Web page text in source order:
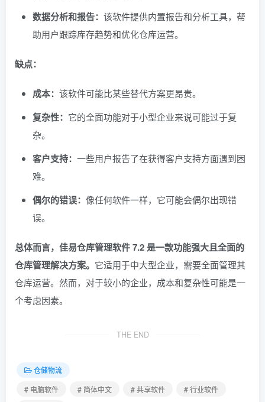
数据分析和报告： 该软件提供内置报告和分析工具，帮
助用户跟踪库存趋势和优化仓库运营。
缺点：
成本： 该软件可能比某些替代方案更昂贵。
复杂性： 它的全面功能对于小型企业来说可能过于复
杂。
客户支持： 一些用户报告了在获得客户支持方面遇到困
难。
偶尔的错误： 像任何软件一样，它可能会偶尔出现错
误。
总体而言，佳易仓库管理软件 7.2 是一款功能强大且全面的
仓库管理解决方案。 它适用于中大型企业，需要全面管理其
仓库运营。然而，对于较小的企业，成本和复杂性可能是一
个考虑因素。
THE END
仓储物流
# 电脑软件
# 简体中文 # 共享软件
# 行业软件